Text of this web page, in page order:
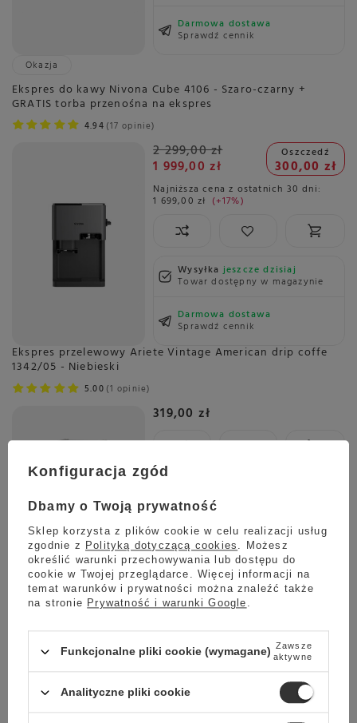
Darmowa dostawa
Sprawdź cennik
Okazja
Ekspres do kawy Nivona Cube 4106 - Szaro-czarny +
GRATIS torba przenośna na ekspres
4.94 17 opinie
2 299,00 zł
1 999,00 zł
Oszczedź
300,00 zł
Najniższa cena z ostatnich 30 dni:
1 699,00 zł +17%
Wysyłkajeszcze dzisiaj
Towar dostępny w magazynie
Darmowa dostawa
Sprawdź cennik
Ekspres przelewowy Ariete Vintage American drip coffe
1342/05 - Niebieski
5.00 1 opinie
319,00 zł
Towar dostępny w magazynie
Darmowa dostawa
Sprawdź cennik
Ekspres przelewowy Ariete Vintage American Coffee Drip
1342/04 - Zielony
5.00 1 opinie
Wysyłka jeszcze dzisiaj
Konfiguracja zgód
Dbamy o Twoją prywatność
Sklep korzysta z plików cookie w celu realizacji usług
zgodnie z Polityką dotyczącą cookies . Możesz
określić warunki przechowywania lub dostępu do
cookie w Twojej przeglądarce. Więcej informacji na
temat warunków i prywatności można znaleźć także
na stronie Prywatność i warunki Google .
Funkcjonalne pliki cookie (wymagane) Zawsze
aktywne
Analityczne pliki cookie